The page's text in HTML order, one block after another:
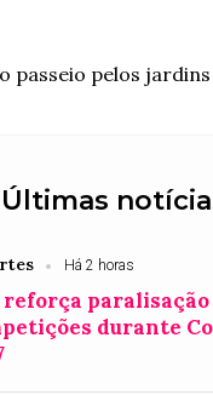
pelos jardins
Últimas
Há 2 horas
reforça paralisação
durante